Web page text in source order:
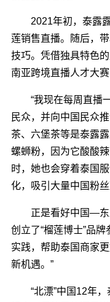
2021年初，泰露露
莲销售直播。随后，
技巧。凭借独具特色
南亚跨境直播人才大
“我现在每周直播一
民众，并向中国民众
茶、六堡茶等是泰露
螺蛳粉，因为它酸酸
时，她也会穿着泰国
化，吸引大量中国粉丝
正是看好中国—东
创立了“榴莲博士”品
实践，帮助泰国商家
新机遇。”
“北漂”中国12年，